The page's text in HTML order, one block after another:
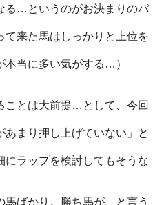
る…というのがお決まりのパ
来た馬はしっかりと上位を
本当に多い気がする…）
ことは大前提…として、今回
まり押し上げていない」と
にラップを検討してもそうな
ばかり。勝ち馬が、と言う